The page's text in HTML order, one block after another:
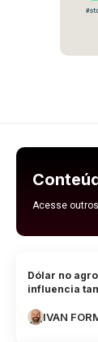
Acesse
Dólar no
influencia
IVAN